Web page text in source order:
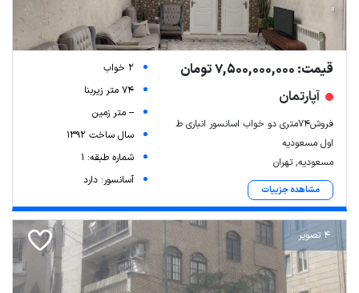
قیمت: 7,500,000,000 تومان
آپارتمان
فروش۷۴متری دو خواب اسانسور انباری ط
اول مسعودیه
مسعودیه, تهران
مشاهده جزییات
2 خواب
74 متر زیربنا
-- متر زمین
سال ساخت 1392
شماره طبقه: 1
آسانسور: دارد
4 تصویر